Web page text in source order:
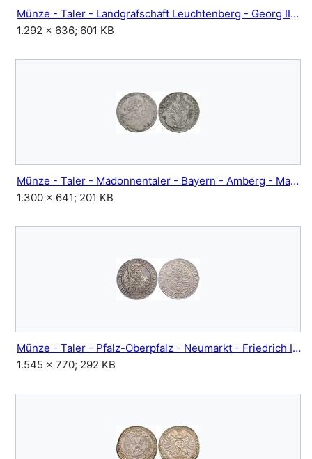
Münze - Taler - Landgrafschaft Leuchtenberg - Georg III - Pfreimd - 1541.jpg
1.292 × 636; 601 KB
Münze - Taler - Madonnentaler - Bayern - Amberg - Max Joseph III - 1770.jpg
1.300 × 641; 201 KB
Münze - Taler - Pfalz-Oberpfalz - Neumarkt - Friedrich II - 1547.jpg
1.545 × 770; 292 KB